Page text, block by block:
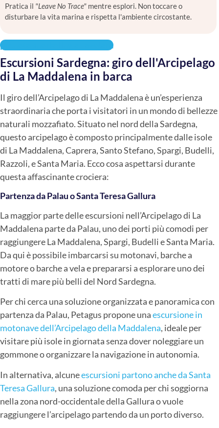
Pratica il "Leave No Trace" mentre esplori. Non toccare o
disturbare la vita marina e rispetta l'ambiente circostante.
prenota snorkeling a Tavolara
Escursioni Sardegna: giro dell'Arcipelago
di La Maddalena in barca
Il giro dell’Arcipelago di La Maddalena è un’esperienza
straordinaria che porta i visitatori in un mondo di bellezze
naturali mozzafiato. Situato nel nord della Sardegna,
questo arcipelago è composto principalmente dalle isole
di La Maddalena, Caprera, Santo Stefano, Spargi, Budelli,
Razzoli, e Santa Maria. Ecco cosa aspettarsi durante
questa affascinante crociera:
Partenza da Palau o Santa Teresa Gallura
La maggior parte delle escursioni nell’Arcipelago di La
Maddalena parte da Palau, uno dei porti più comodi per
raggiungere La Maddalena, Spargi, Budelli e Santa Maria.
Da qui è possibile imbarcarsi su motonavi, barche a
motore o barche a vela e prepararsi a esplorare uno dei
tratti di mare più belli del Nord Sardegna.
Per chi cerca una soluzione organizzata e panoramica con
partenza da Palau, Petagus propone unaescursione in
motonave dell’Arcipelago della Maddalena, ideale per
visitare più isole in giornata senza dover noleggiare un
gommone o organizzare la navigazione in autonomia.
In alternativa, alcuneescursioni partono anche da Santa
Teresa Gallura, una soluzione comoda per chi soggiorna
nella zona nord-occidentale della Gallura o vuole
raggiungere l’arcipelago partendo da un porto diverso.